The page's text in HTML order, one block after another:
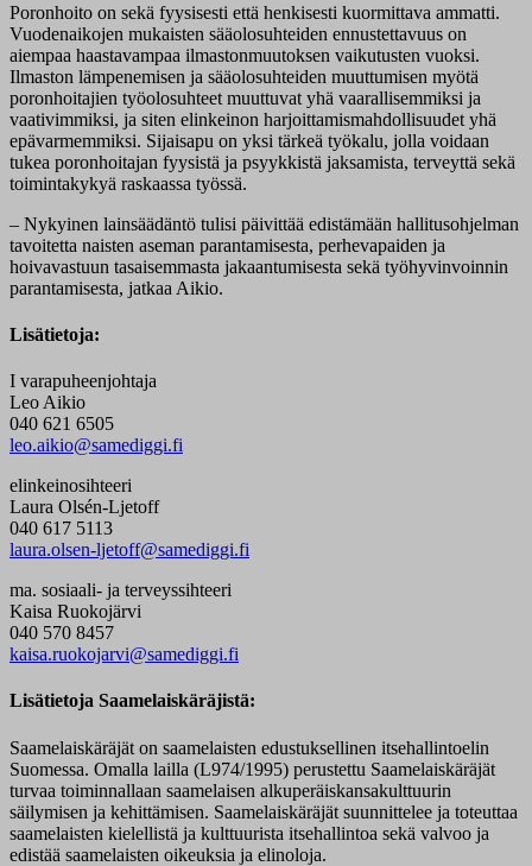
Poronhoito on sekä fyysisesti että henkisesti kuormittava ammatti.
Vuodenaikojen mukaisten sääolosuhteiden ennustettavuus on
aiempaa haastavampaa ilmastonmuutoksen vaikutusten vuoksi.
Ilmaston lämpenemisen ja sääolosuhteiden muuttumisen myötä
poronhoitajien työolosuhteet muuttuvat yhä vaarallisemmiksi ja
vaativimmiksi, ja siten elinkeinon harjoittamismahdollisuudet yhä
epävarmemmiksi. Sijaisapu on yksi tärkeä työkalu, jolla voidaan
tukea poronhoitajan fyysistä ja psyykkistä jaksamista, terveyttä sekä
toimintakykyä raskaassa työssä.
– Nykyinen lainsäädäntö tulisi päivittää edistämään hallitusohjelman
tavoitetta naisten aseman parantamisesta, perhevapaiden ja
hoivavastuun tasaisemmasta jakaantumisesta sekä työhyvinvoinnin
parantamisesta, jatkaa Aikio.
Lisätietoja:
I varapuheenjohtaja
Leo Aikio
040 621 6505
leo.aikio@samediggi.fi
elinkeinosihteeri
Laura Olsén-Ljetoff
040 617 5113
laura.olsen-ljetoff@samediggi.fi
ma. sosiaali- ja terveyssihteeri
Kaisa Ruokojärvi
040 570 8457
kaisa.ruokojarvi@samediggi.fi
Lisätietoja Saamelaiskäräjistä:
Saamelaiskäräjät on saamelaisten edustuksellinen itsehallintoelin
Suomessa. Omalla lailla (L974/1995) perustettu Saamelaiskäräjät
turvaa toiminnallaan saamelaisen alkuperäiskansakulttuurin
säilymisen ja kehittämisen. Saamelaiskäräjät suunnittelee ja toteuttaa
saamelaisten kielellistä ja kulttuurista itsehallintoa sekä valvoo ja
edistää saamelaisten oikeuksia ja elinoloja.